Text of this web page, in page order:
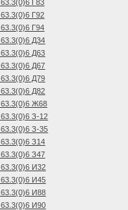
63.3(0)6 Г83
63.3(0)6 Г92
63.3(0)6 Г94
63.3(0)6 Д34
63.3(0)6 Д63
63.3(0)6 Д67
63.3(0)6 Д79
63.3(0)6 Д82
63.3(0)6 Ж68
63.3(0)6 З-12
63.3(0)6 З-35
63.3(0)6 З14
63.3(0)6 З47
63.3(0)6 И32
63.3(0)6 И45
63.3(0)6 И88
63.3(0)6 И90